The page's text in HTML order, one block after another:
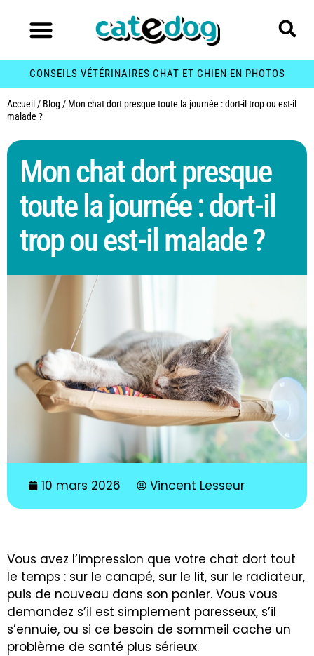
CONSEILS VÉTÉRINAIRES CHAT ET CHIEN EN PHOTOS
Accueil / Blog / Mon chat dort presque toute la journée : dort-il trop ou est-il
malade ?
Mon chat dort presque
toute la journée : dort-il
trop ou est-il malade ?
10 mars 2026 Vincent Lesseur
Vous avez l’impression que votre chat dort tout
le temps : sur le canapé, sur le lit, sur le radiateur,
puis de nouveau dans son panier. Vous vous
demandez s’il est simplement paresseux, s’il
s’ennuie, ou si ce besoin de sommeil cache un
problème de santé plus sérieux.